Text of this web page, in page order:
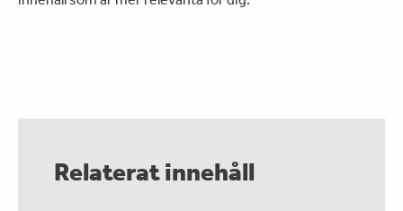
Relaterat innehåll